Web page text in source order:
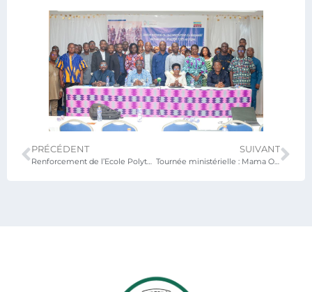
PRÉCÉDENT
Renforcement de l’Ecole Polytechnique de Lomé : le Ministre de l’Education Nationale explore les pistes avec les acteurs clés
SUIVANT
Tournée ministérielle : Mama Omorou engage une gouvernance éducative participative